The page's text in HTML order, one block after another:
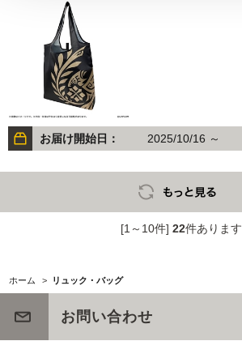
お届け開始日： 2025/10/16 ～
[1～10件] 22件あります
ホーム > リュック・バッグ
お問い合わせ